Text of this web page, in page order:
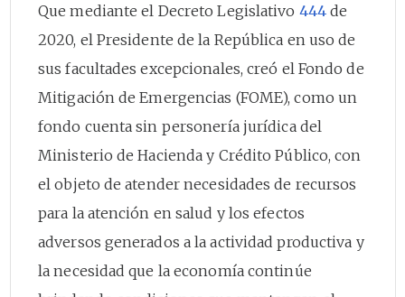
Que mediante el Decreto Legislativo 444de
2020, el Presidente de la República en uso de
sus facultades excepcionales, creó el Fondo de
Mitigación de Emergencias (FOME), como un
fondo cuenta sin personería jurídica del
Ministerio de Hacienda y Crédito Público, con
el objeto de atender necesidades de recursos
para la atención en salud y los efectos
adversos generados a la actividad productiva y
la necesidad que la economía continúe